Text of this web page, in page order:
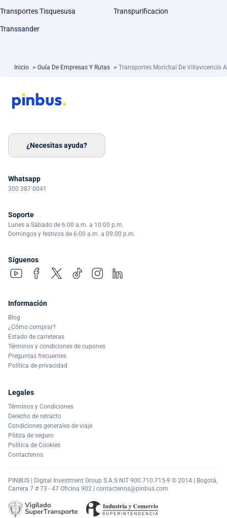
Transportes Tisquesusa Transpurificacion
Transsander
Inicio > Guía De Empresas Y Rutas > Transportes Morichal De Villavicencio
¿Necesitas ayuda?
Whatsapp
300 387 0041
Soporte
Lunes a Sábado de 6:00 a.m. a 10:00 p.m.
Domingos y festivos de 6:00 a.m. a 09:00 p.m.
Síguenos
Información
Blog
¿Cómo comprar?
Estado de carreteras
Términos y condiciones de cupones
Preguntas frecuentes
Política de privacidad
Legales
Términos y Condiciones
Derecho de retracto
Condiciones generales de viaje
Póliza de seguro
Política de Cookies
Contactenos
PINBUS | Digital Investment Group S.A.S NIT 900.710.715-9 © 2014 | Bogotá,
Carrera 7 # 73 - 47 Oficina 902 | contactenos@pinbus.com